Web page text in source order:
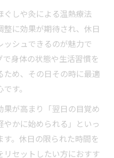
骨院の施術ポイントと
整骨院の実体験をご紹
むなら鍼灸整骨院へ
しや灸による温熱療法
に効果が期待され、休日
シュできるのが魅力で
身体の状態や生活習慣を
め、その日その時に最適
す。
が高まり「翌日の目覚め
かに始められる」といっ
。休日の限られた時間を
セットしたい方におすす